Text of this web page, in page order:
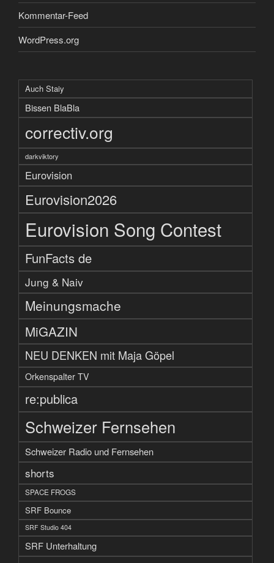
Kommentar-Feed
WordPress.org
Auch Staiy
Bissen BlaBla
correctiv.org
darkviktory
Eurovision
Eurovision2026
Eurovision Song Contest
FunFacts de
Jung & Naiv
Meinungsmache
MiGAZIN
NEU DENKEN mit Maja Göpel
Orkenspalter TV
re:publica
Schweizer Fernsehen
Schweizer Radio und Fernsehen
shorts
SPACE FROGS
SRF Bounce
SRF Studio 404
SRF Unterhaltung